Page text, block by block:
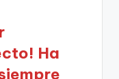
Ha